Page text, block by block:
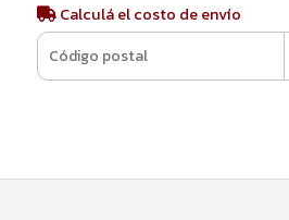
Calculá el costo de envío